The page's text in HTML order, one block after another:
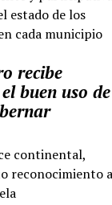
estado de los
cada municipio
recibe
buen uso de
continental,
reconocimiento a